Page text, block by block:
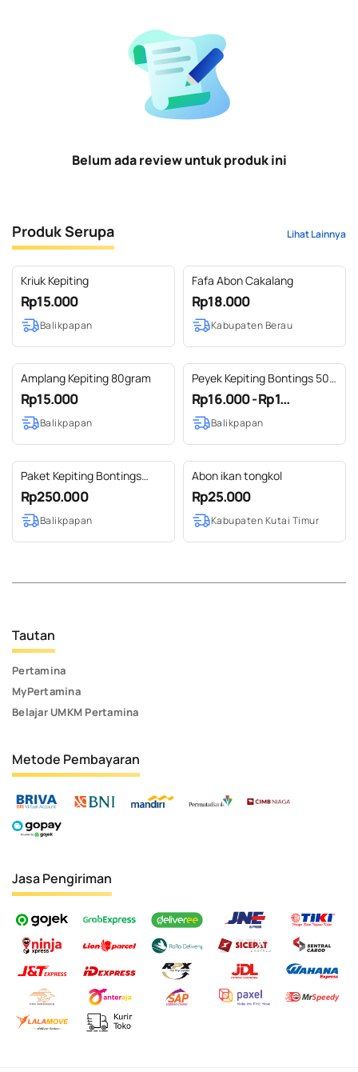
Belum ada review untuk produk ini
Produk Serupa Lihat Lainnya
Kriuk Kepiting
Rp15.000
Balikpapan
Fafa Abon Cakalang
Rp18.000
Kabupaten Berau
Amplang Kepiting 80gram
Rp15.000
Balikpapan
Peyek Kepiting Bontings 50
gr
Rp16.000 - Rp1...
Balikpapan
Paket Kepiting Bontings
(Spesial olahan kepiting
Bontings)
Rp250.000
Balikpapan
Abon ikan tongkol
Rp25.000
Kabupaten Kutai Timur
Tautan
Pertamina
MyPertamina
Belajar UMKM Pertamina
Metode Pembayaran
Jasa Pengiriman